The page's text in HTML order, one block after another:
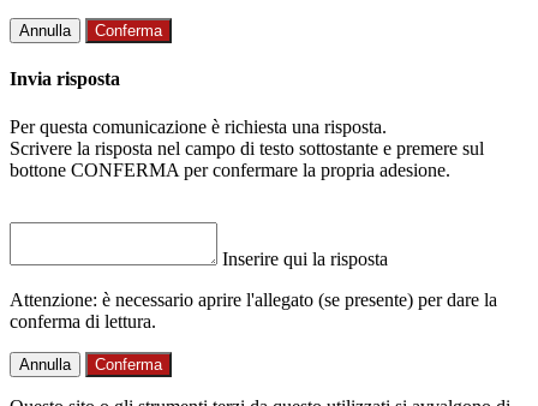
Annulla Conferma
Invia risposta
Per questa comunicazione è richiesta una risposta.
Scrivere la risposta nel campo di testo sottostante e premere sul
bottone CONFERMA per confermare la propria adesione.
Inserire qui la risposta
Attenzione: è necessario aprire l'allegato (se presente) per dare la
conferma di lettura.
Annulla Conferma